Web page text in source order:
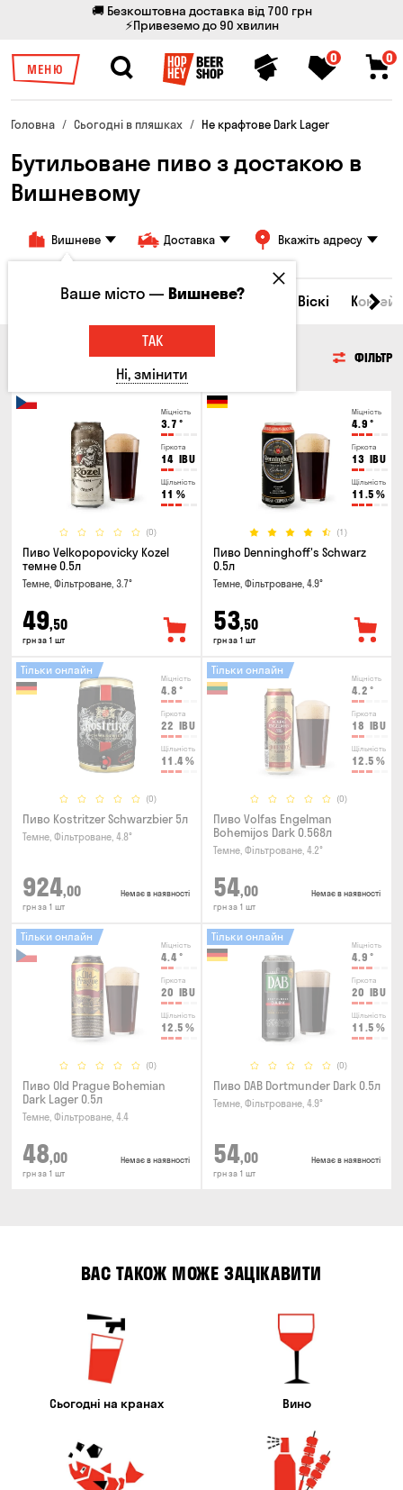
🚚 Безкоштовна доставка від 700 грн
⚡Привеземо до 90 хвилин
МЕНЮ
0 0
Головна Сьогодні в пляшках Не крафтове Dark Lager
Бутильоване пиво з достакою в
Вишневому
Вишневе Доставка Вкажіть адресу
Всі товари Пиво Сидр Віскі
ФІЛЬТР
Міцність
3.7 °
Гіркота
14 IBU
Щільність
11 %
(0)
Пиво Velkopopovicky Kozel
темне 0.5л
Темне, Фільтроване, 3.7°
49,50
грн за 1 шт
Міцність
4.9 °
Гіркота
13 IBU
Щільність
11.5 %
(1)
Пиво Denninghoff's Schwarz
0.5л
Темне, Фільтроване, 4.9°
53,50
грн за 1 шт
Міцність
4.8 °
Гіркота
22 IBU
Щільність
11.4 %
(0)
Тільки онлайн
Пиво Kostritzer Schwarzbier 5л
Темне, Фільтроване, 4.8°
924,00
грн за 1 шт
Немає в наявності
Міцність
4.2 °
Гіркота
18 IBU
Щільність
12.5 %
(0)
Тільки онлайн
Пиво Volfas Engelman
Bohemijos Dark 0.568л
Темне, Фільтроване, 4.2°
54,00
грн за 1 шт
Немає в наявності
Міцність
4.4 °
Гіркота
20 IBU
Щільність
12.5 %
(0)
Тільки онлайн
Пиво Old Prague Bohemian
Dark Lager 0.5л
Темне, Фільтроване, 4.4
48,00
грн за 1 шт
Немає в наявності
Міцність
4.9 °
Гіркота
20 IBU
Щільність
11.5 %
(0)
Тільки онлайн
Пиво DAB Dortmunder Dark 0.5л
Темне, Фільтроване, 4.9°
54,00
грн за 1 шт
Немає в наявності
ВАС ТАКОЖ МОЖЕ ЗАЦІКАВИТИ
Сьогодні на кранах Вино
Ваше місто —Вишневе?
ТАК
Ні, змінити